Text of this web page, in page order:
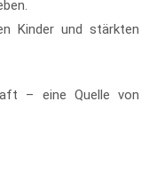
Kinder und stärkten
– eine Quelle von